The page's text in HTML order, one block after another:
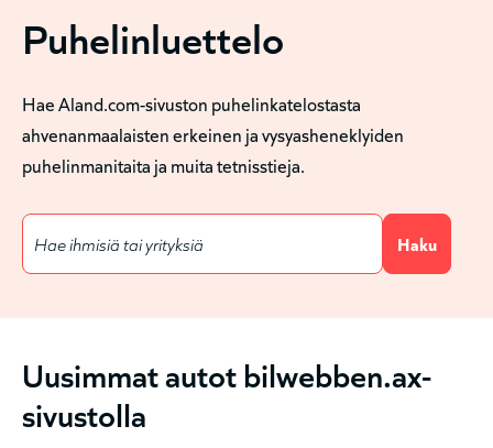
Puhelinluettelo
Hae Aland.com-sivuston puhelinkatelostasta
ahvenanmaalaisten erkeinen ja vysyasheneklyiden
puhelinmanitaita ja muita tetnisstieja.
Uusimmat autot bilwebben.ax-
sivustolla